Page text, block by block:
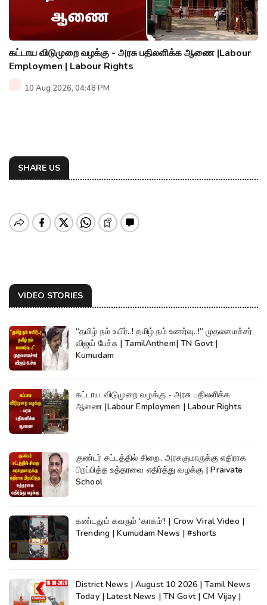
கட்டாய விடுமுறை வழக்கு - அரசு பதிலளிக்க ஆணை |Labour
Employmen | Labour Rights
10 Aug 2026, 04:48 PM
SHARE US
VIDEO STORIES
“தமிழ் நம் உயிர்..! தமிழ் நம் உணர்வு..!” முதலமைச்சர்
விஜய் பேச்சு | TamilAnthem| TN Govt |
Kumudam
கட்டாய விடுமுறை வழக்கு - அரசு பதிலளிக்க
ஆணை |Labour Employmen | Labour Rights
குண்டர் சட்டத்தில் சிறை.. அரசகுமாருக்கு எதிராக
பிறப்பித்த உத்தரவை எதிர்த்து வழக்கு | Praivate
School
கண்டதும் கவரும் 'காகம்'! | Crow Viral Video |
Trending | Kumudam News | #shorts
District News | August 10 2026 | Tamil News
Today | Latest News | TN Govt | CM Vijay |